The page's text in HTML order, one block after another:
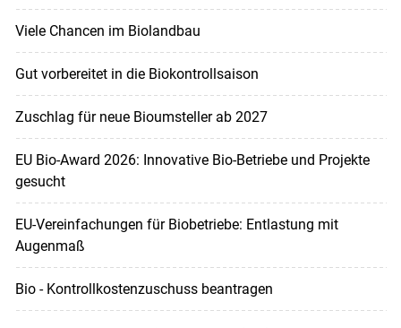
Viele Chancen im Biolandbau
Gut vorbereitet in die Biokontrollsaison
Zuschlag für neue Bioumsteller ab 2027
EU Bio-Award 2026: Innovative Bio-Betriebe und Projekte
gesucht
EU-Verein­fachungen für Biobetriebe: Entlastung mit
Augenmaß
Bio - Kontrollkostenzuschuss beantragen